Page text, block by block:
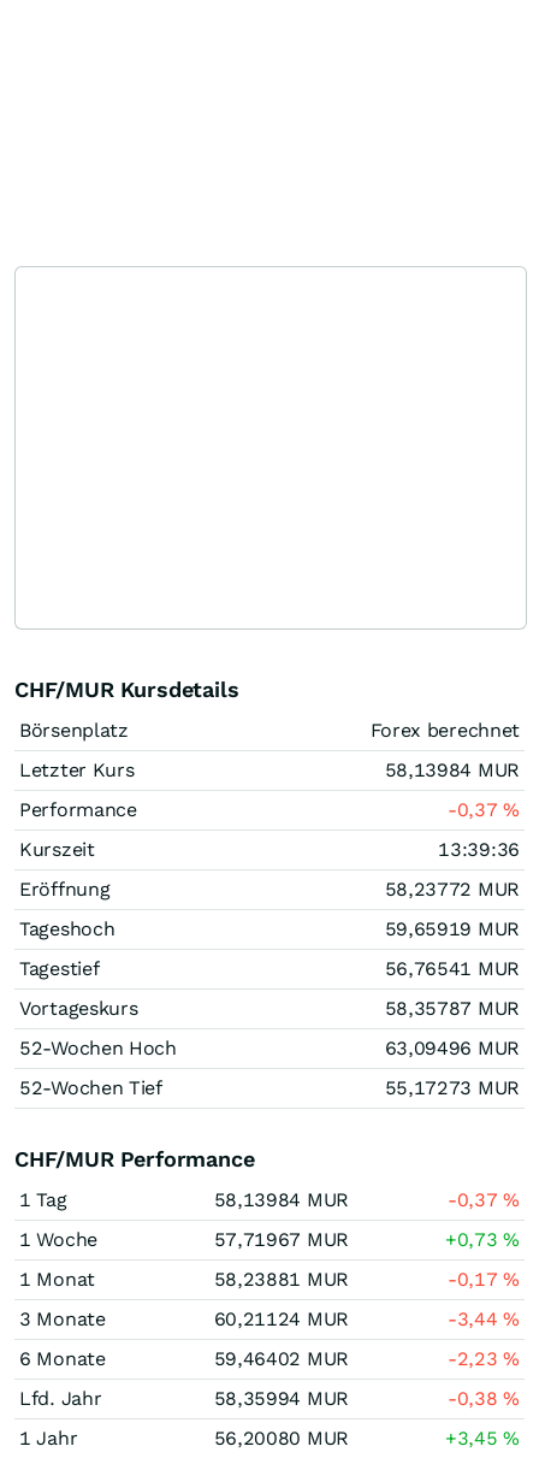
CHF/MUR Kursdetails
Börsenplatz
Forex berechnet
Letzter Kurs
58,13984 MUR
Performance
-0,37%
Kurszeit
13:39:36
Eröffnung
58,23772 MUR
Tageshoch
59,65919 MUR
Tagestief
56,76541 MUR
Vortageskurs
58,35787 MUR
52-Wochen Hoch
63,09496 MUR
52-Wochen Tief
55,17273 MUR
CHF/MUR Performance
1 Tag 58,13984 MUR -0,37%
1 Woche
57,71967 MUR +0,73%
1 Monat
58,23881 MUR -0,17%
3 Monate
60,21124 MUR -3,44%
6 Monate
59,46402 MUR -2,23%
Lfd. Jahr
58,35994 MUR -0,38%
1 Jahr
56,20080 MUR +3,45%